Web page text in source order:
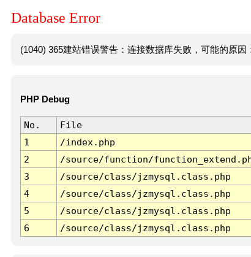
Database Error
(1040) 365建站错误警告：连接数据库失败，可能的原因
PHP Debug
No. File
1
/index.php
2
/source/function/
3
/source/class/jzmysql.class.php
4
/source/class/jzmysql.class.php
5
/source/class/jzmysql.class.php
6
/source/class/jzmysql.class.php